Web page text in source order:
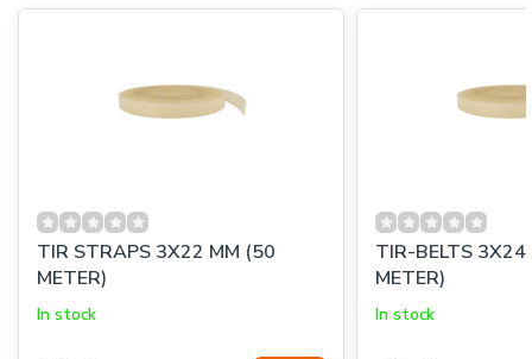
TIR STRAPS 3X22 MM (50
METER)
In stock
TIR-BELTS
METER)
In stock